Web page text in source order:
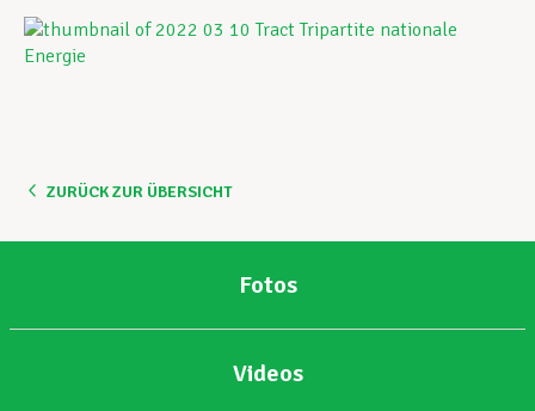
ZURÜCK ZUR ÜBERSICHT
Fotos
Videos